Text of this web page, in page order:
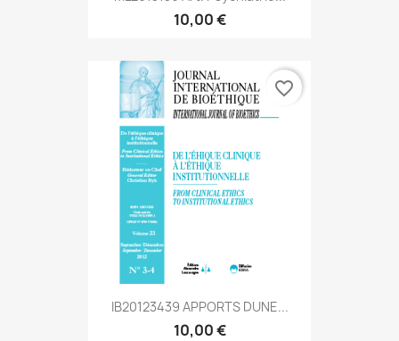
10,00 €
IB20123439 APPORTS DUNE...
10,00 €
favorite_border